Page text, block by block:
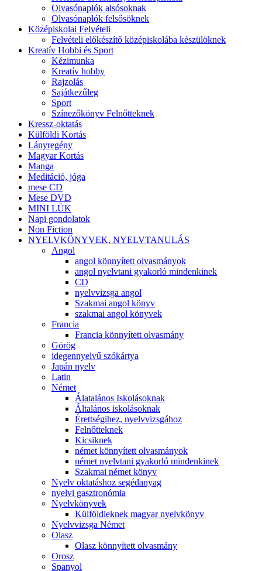
Olvasónaplók alsósoknak
Olvasónaplók felsősöknek
Középiskolai Felvételi
Felvételi előkészítő középiskolába készülöknek
Kreatív Hobbi és Sport
Kézimunka
Kreatív hobby
Rajzolás
Sajátkezűleg
Sport
Színezőkönyv Felnőtteknek
Kressz-oktatás
Külföldi Kortás
Lányregény
Magyar Kortás
Manga
Meditáció, jóga
mese CD
Mese DVD
MINI LÜK
Napi gondolatok
Non Fiction
NYELVKÖNYVEK, NYELVTANULÁS
Angol
angol könnyített olvasmányok
angol nyelvtani gyakorló mindenkinek
CD
nyelvvizsga angol
Szakmai angol könyv
szakmai angol könyvek
Francia
Francia könnyített olvasmány
Görög
idegennyelvű szókártya
Japán nyelv
Latin
Német
Álatalános Iskolásoknak
Általános iskolásoknak
Érettségihez, nyelvvizsgához
Felnőtteknek
Kicsiknek
német könnyített olvasmányok
német nyelvtani gyakorló mindenkinek
Szakmai német könyv
Nyelv oktatáshoz segédanyag
nyelvi gasztronómia
Nyelvkönyvek
Külföldieknek magyar nyelvkönyv
Nyelvvizsga Német
Olasz
Olasz könnyített olvasmány
Orosz
Spanyol